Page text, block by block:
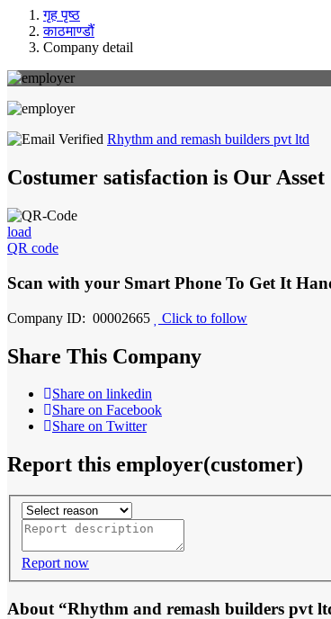
गृह पृष्ठ
काठमाण्डौं
Company detail
Rhythm and remash builders pvt ltd
Costumer satisfaction is Our Asset
load
QR code
Scan with your Smart Phone To Get It
Company ID: 00002665 Click to follow
Share This Company
Share on linkedin
Share on Facebook
Share on Twitter
Report this employer(customer)
Report now
About “Rhythm and remash builders pvt